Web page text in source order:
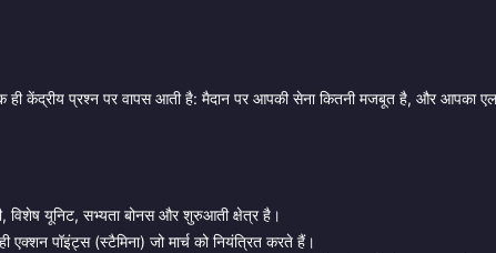
केंद्रीय प्रश्न पर वापस आती है: मैदान पर आपकी सेना कितनी मजबूत है, और आपका
विशेष यूनिट, सभ्यता बोनस और शुरुआती क्षेत्र है।
पॉइंट्स (स्टैमिना) जो मार्च को नियंत्रित करते हैं।